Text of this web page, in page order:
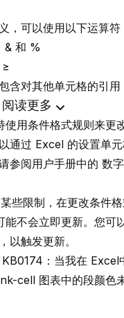
，可以使用以下运算符
& 和 %
含对其他单元格的引
阅读更多
使用条件格式规则来更
通过 Excel 的设置单
参阅用户手册中的 数
些限制，在更改条件格
能不会立即更新。您可
以触发更新。
KB0174：当我在 Excel
cell 图表中的段颜色